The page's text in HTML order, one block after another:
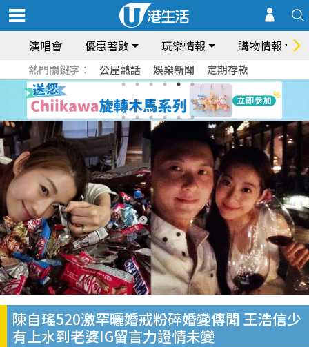
演唱會 優惠著數 玩樂情報 購物情報
熱門關鍵字： 公屋熱話 娛樂新聞 定期存款
陳自瑤520激罕曬婚戒粉碎婚變傳聞 王浩信少
有上水到老婆IG留言力證情未變